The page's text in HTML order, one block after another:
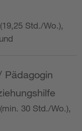
Std./Wo.),
Pädagogin
30 Std./Wo.),